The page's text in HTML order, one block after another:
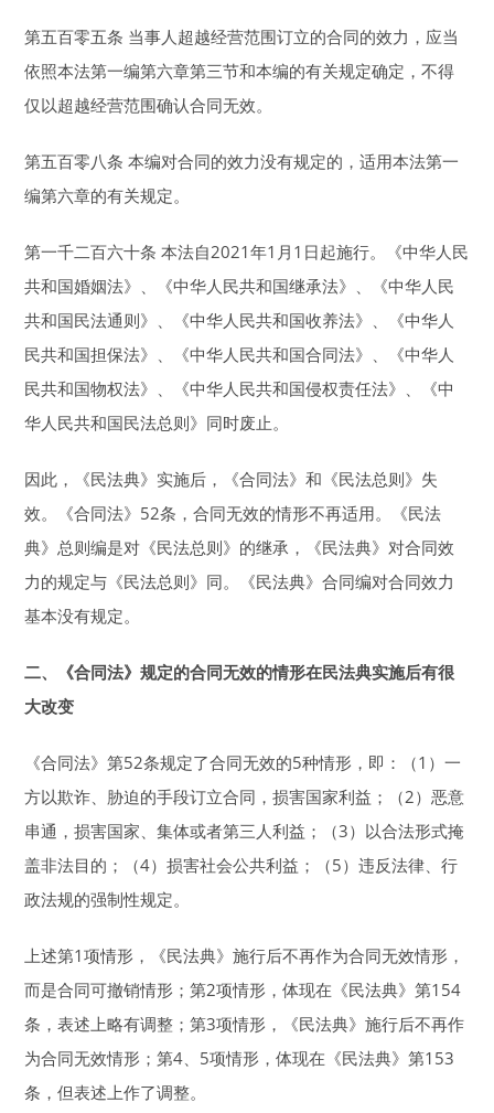
第五百零五条 当事人超越经营范围订立的合同的效力，应当
依照本法第一编第六章第三节和本编的有关规定确定，不得
仅以超越经营范围确认合同无效。
第五百零八条 本编对合同的效力没有规定的，适用本法第一
编第六章的有关规定。
第一千二百六十条 本法自2021年1月1日起施行。《中华人民
共和国婚姻法》、《中华人民共和国继承法》、《中华人民
共和国民法通则》、《中华人民共和国收养法》、《中华人
民共和国担保法》、《中华人民共和国合同法》、《中华人
民共和国物权法》、《中华人民共和国侵权责任法》、《中
华人民共和国民法总则》同时废止。
因此，《民法典》实施后，《合同法》和《民法总则》失
效。《合同法》52条，合同无效的情形不再适用。《民法
典》总则编是对《民法总则》的继承，《民法典》对合同效
力的规定与《民法总则》同。《民法典》合同编对合同效力
基本没有规定。
二、《合同法》规定的合同无效的情形在民法典实施后有很
大改变
《合同法》第52条规定了合同无效的5种情形，即：（1）一
方以欺诈、胁迫的手段订立合同，损害国家利益；（2）恶意
串通，损害国家、集体或者第三人利益；（3）以合法形式掩
盖非法目的；（4）损害社会公共利益；（5）违反法律、行
政法规的强制性规定。
上述第1项情形，《民法典》施行后不再作为合同无效情形，
而是合同可撤销情形；第2项情形，体现在《民法典》第154
条，表述上略有调整；第3项情形，《民法典》施行后不再作
为合同无效情形；第4、5项情形，体现在《民法典》第153
条，但表述上作了调整。